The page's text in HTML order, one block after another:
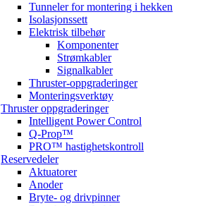
Tunneler for montering i hekken
Isolasjonssett
Elektrisk tilbehør
Komponenter
Strømkabler
Signalkabler
Thruster-oppgraderinger
Monteringsverktøy
Thruster oppgraderinger
Intelligent Power Control
Q-Prop™
PRO™ hastighetskontroll
Reservedeler
Aktuatorer
Anoder
Bryte- og drivpinner